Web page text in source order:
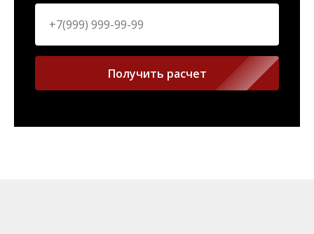
Получить расчет